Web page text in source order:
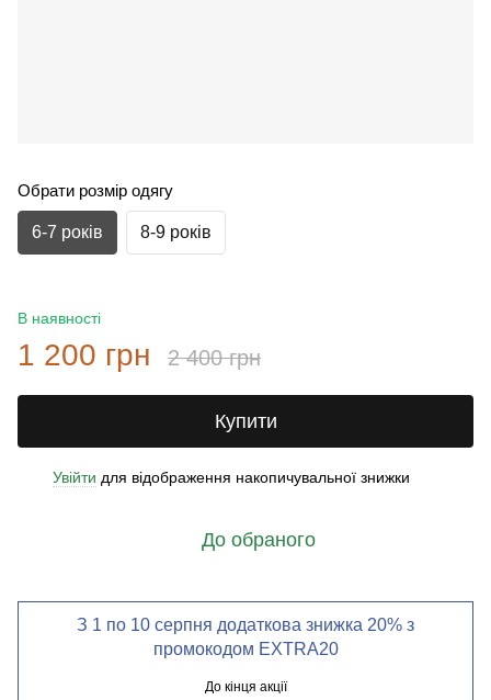
Обрати розмір одягу
6-7 років 8-9 років
В наявності
1 200 грн 2 400 грн
Купити
Увійти для відображення накопичувальної знижки
До обраного
З 1 по 10 серпня додаткова знижка 20% з
промокодом EXTRA20
До кінця акції